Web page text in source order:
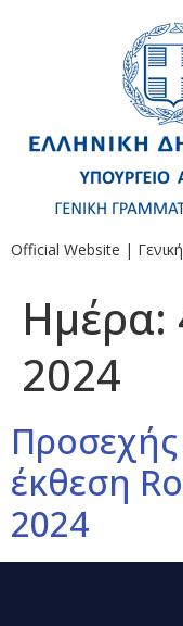
Official Website |
Ημέρα:
2024
έκθεση
2024